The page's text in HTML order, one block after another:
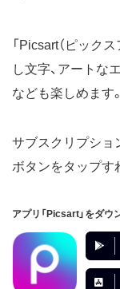
「Picsart（ピック
し文字、アートな
なども楽しめます。
サブスクリプショ
ボタンをタップす
アプリ「Picsart」をダウ